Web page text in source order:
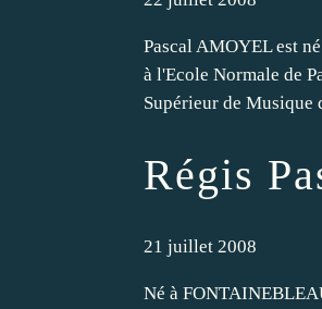
Pascal AMOYEL est
à l'Ecole Normale de
Supérieur de Musique
Régis
21 juillet 2008
Né à